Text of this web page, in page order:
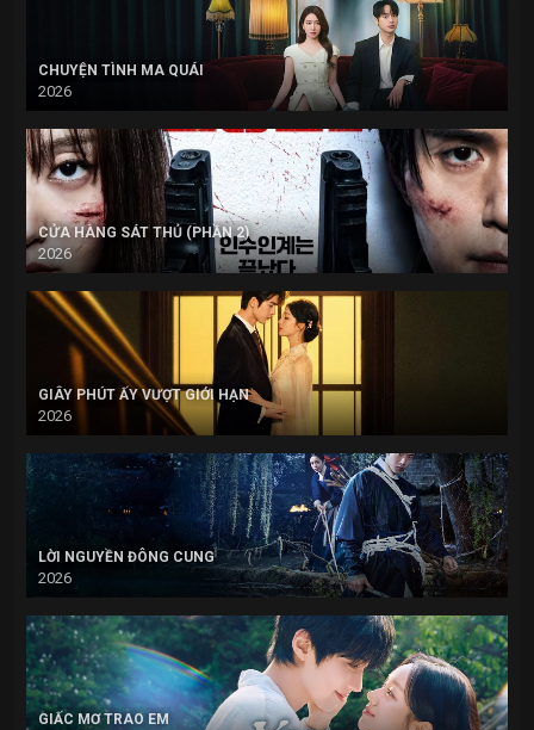
CHUYỆN TÌNH MA QUÁI
2026
CỬA HÀNG SÁT THỦ (PHẦN 2)
2026
GIÂY PHÚT ẤY VƯỢT GIỚI HẠN
2026
LỜI NGUYỀN ĐÔNG CUNG
2026
GIẤC MƠ TRAO EM